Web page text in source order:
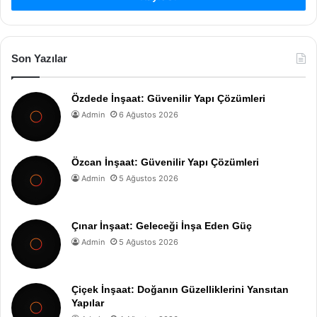
Son Yazılar
Özdede İnşaat: Güvenilir Yapı Çözümleri
Admin 6 Ağustos 2026
Özcan İnşaat: Güvenilir Yapı Çözümleri
Admin 5 Ağustos 2026
Çınar İnşaat: Geleceği İnşa Eden Güç
Admin 5 Ağustos 2026
Çiçek İnşaat: Doğanın Güzelliklerini Yansıtan
Yapılar